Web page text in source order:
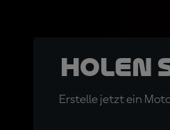
Holen
Erstelle jetzt ein